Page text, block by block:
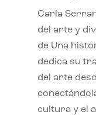
Carla
del arte y
de Una
dedica su
del arte
cultura y el